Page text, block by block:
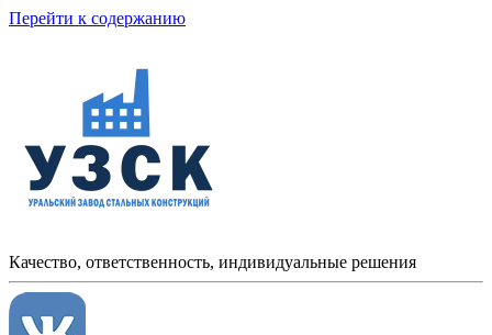
Перейти к содержанию
Качество, ответственность, индивидуальные решения